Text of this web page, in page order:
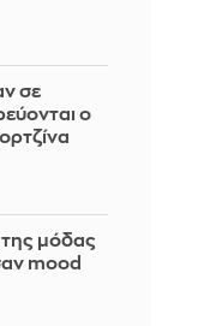
σε
ο
μόδας
mood